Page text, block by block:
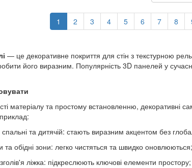
1 2 3 4 5 6 7 8
— це декоративне покриття для стін з текстурною
його виразним. Популярність 3D панелей у
матеріалу та простому встановленню, декоративні
спальні та дитячій: стають виразним акцентом без
та обідні зони: легко чистяться та швидко оновлюються;
ліжка: підкреслюють ключові елементи простору;